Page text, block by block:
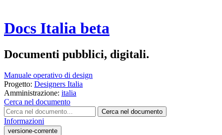
Docs Italia beta
Documenti pubblici, digitali.
Manuale operativo di design
Progetto: Designers Italia
Amministrazione: italia
Cerca nel documento
Cerca nel documento
Informazioni
versione-corrente